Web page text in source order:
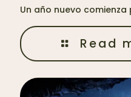
Un año nuevo
Read